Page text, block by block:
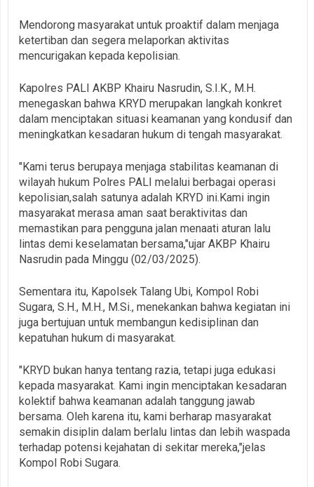
Mendorong masyarakat untuk proaktif dalam menjaga
ketertiban dan segera melaporkan aktivitas
mencurigakan kepada kepolisian.
Kapolres PALI AKBP Khairu Nasrudin, S.I.K., M.H.
menegaskan bahwa KRYD merupakan langkah konkret
dalam menciptakan situasi keamanan yang kondusif dan
meningkatkan kesadaran hukum di tengah masyarakat.
"Kami terus berupaya menjaga stabilitas keamanan di
wilayah hukum Polres PALI melalui berbagai operasi
kepolisian,salah satunya adalah KRYD ini.Kami ingin
masyarakat merasa aman saat beraktivitas dan
memastikan para pengguna jalan menaati aturan lalu
lintas demi keselamatan bersama,"ujar AKBP Khairu
Nasrudin pada Minggu (02/03/2025).
Sementara itu, Kapolsek Talang Ubi, Kompol Robi
Sugara, S.H., M.H., M.Si., menekankan bahwa kegiatan ini
juga bertujuan untuk membangun kedisiplinan dan
kepatuhan hukum di masyarakat.
"KRYD bukan hanya tentang razia, tetapi juga edukasi
kepada masyarakat. Kami ingin menciptakan kesadaran
kolektif bahwa keamanan adalah tanggung jawab
bersama. Oleh karena itu, kami berharap masyarakat
semakin disiplin dalam berlalu lintas dan lebih waspada
terhadap potensi kejahatan di sekitar mereka,"jelas
Kompol Robi Sugara.